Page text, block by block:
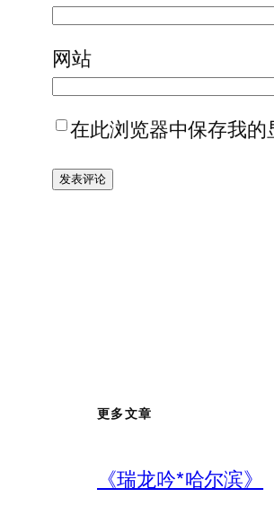
网站
在此浏览器中保存我的
更多文章
《瑞龙吟*哈尔滨》